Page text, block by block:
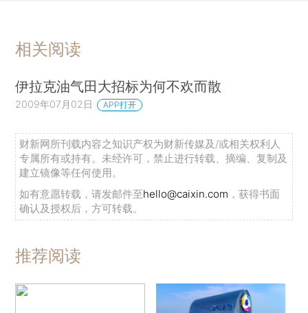
相关阅读
伊拉克油气田大招标为何不欢而散
2009年07月02日 APP打开
财新网所刊载内容之知识产权为财新传媒及/或相关权利人
专属所有或持有。未经许可，禁止进行转载、摘编、复制及
建立镜像等任何使用。
如有意愿转载，请发邮件至hello@caixin.com ，获得书面
确认及授权后，方可转载。
推荐阅读